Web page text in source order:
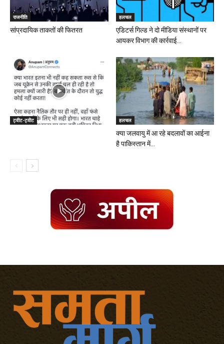
राजनीति
सांप्रदायिक ताकतों की फितरत
हलचल
एडिटर्स गिल्ड ने दो मीडिया संस्थानों पर
आयकर विभाग की कार्रवाई...
ट्वीट-ट्वीट हलचल
क्या जलवायु में आ रहे बदलावों का आईना
है पाकिस्तान में...